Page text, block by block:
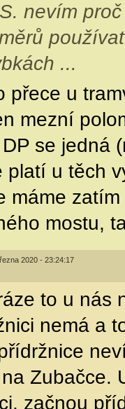
nevím
...
přece u
mezní
se jedná
platí u těch
máme
mostu,
2020 - 23:24:17
to u nás
nemá a
Zubačce.
začnou